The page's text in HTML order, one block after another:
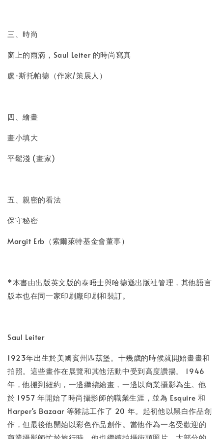
三、時尚
窗上的雨滴，Saul Leiter 的時尚寫真
盧·斯托帕德（作家/策展人）
四、繪畫
畫小填大
平鬆淺 (畫家)
五、親密的看法
保守秘密
Margit Erb（索爾萊特基金會董事）
*本書由出版英文版的泰晤士與哈德遜出版社管理，其他語言
版本也在同一家印刷廠印刷和裝訂。
Saul Leiter
1923年出生於美國賓州匹茲堡。十幾歲的時候就開始畫畫和
拍照。這些畫作在展覽和其他活動中受到高度讚揚。 1946
年，他搬到紐約，一邊繼續繪畫，一邊以商業攝影為生。他
於 1957 年開始了時尚攝影師的職業生涯，並為 Esquire 和
Harper's Bazaar 等雜誌工作了 20 年。起初他以黑白作品創
作，但最後他開始以彩色作品創作。當他作為一名受歡迎的